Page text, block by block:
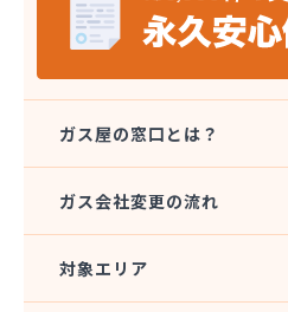
株式会社ホームエネルギー
株式会社ホームエネルギ
株式会社マルエイ 岡山支
株式会社ワカサ 本社・燃
株式会社永燃 西部支店/
株式会社丸山一商会/
株式会社宮本円 倉敷営業
ガス屋の窓口とは？
ガス会社変更の流れ
対象エリア